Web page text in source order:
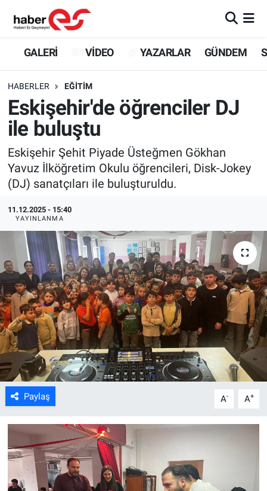
GALERİ VİDEO YAZARLAR GÜNDEM
HABERLER EĞİTİM
Eskişehir'de öğrenciler DJ
ile buluştu
Eskişehir Şehit Piyade Üsteğmen Gökhan
Yavuz İlköğretim Okulu öğrencileri, Disk-Jokey
(DJ) sanatçıları ile buluşturuldu.
11.12.2025 - 15:40
YAYINLANMA
Paylaş A- A+
GALERİ
YAZARLAR
GÜNDEM
SİYASET
EKONOMİ
SPOR
ASAYİŞ
Eskişehir Nöbetçi Eczaneler
Eskişehir Trafik Yoğunluk Haritası
Süper Lig Puan Durumu ve Fikstür
Tüm Manşetler
Haber Arşivi